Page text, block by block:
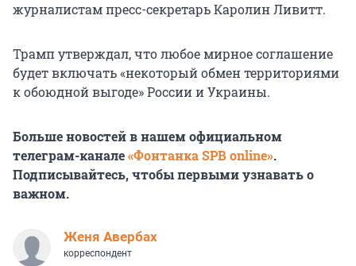
журналистам пресс-секретарь Каролин Ливитт.
Трамп утверждал, что любое мирное соглашение
будет включать «некоторый обмен территориями
к обоюдной выгоде» России и Украины.
Больше новостей в нашем официальном
телеграм-канале«Фонтанка SPB online».
Подписывайтесь, чтобы первыми узнавать о
важном.
Женя Авербах
корреспондент